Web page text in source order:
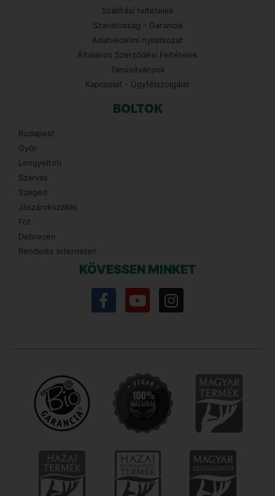
Szállítási feltételek
Szavatosság - Garancia
Adatvédelmi nyilatkozat
Általános Szerződési Feltételek
Tanúsítványok
Kapcsolat - Ügyfélszolgálat
BOLTOK
Budapest
Győr
Lengyeltóti
Szarvas
Szeged
Jászárokszállás
Fót
Debrecen
Rendelés interneten
KÖVESSEN MINKET